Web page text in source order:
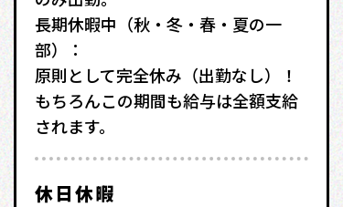
長期休暇中（秋・冬・春・夏の一
部）：
原則として完全休み（出勤なし）！
もちろんこの期間も給与は全額支給
されます。
休日休暇